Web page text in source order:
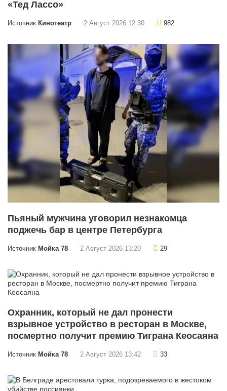
«Тед Лассо»
Источник Кинотеатр 2 Август 2026 12:30 982
Пьяный мужчина уговорил незнакомца
поджечь бар в центре Петербурга
Источник Мойка 78 2 Август 2026 13:20 29
Охранник, который не дал пронести
взрывное устройство в ресторан в Москве,
посмертно получит премию Тиграна Кеосаяна
Источник Мойка 78 2 Август 2026 13:42 33